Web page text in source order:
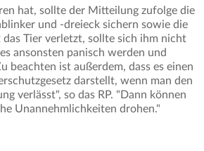
hat, sollte der Mitteilung zufolge die
und -dreieck sichern sowie die
das Tier verletzt, sollte sich ihm nicht
ansonsten panisch werden und
beachten ist außerdem, dass es einen
darstellt, wenn man den
verlässt", so das RP. "Dann können
Unannehmlichkeiten drohen."